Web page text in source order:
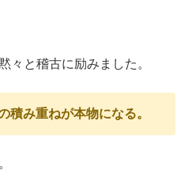
々と稽古に励みました。
み重ねが本物になる。